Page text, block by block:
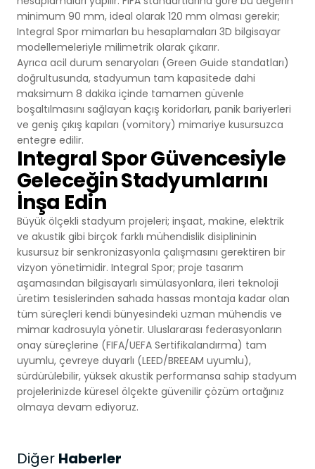
minimum 90 mm, ideal olarak 120 mm olması gerekir;
Integral Spor mimarları bu hesaplamaları 3D bilgisayar
modellemeleriyle milimetrik olarak çıkarır.
Ayrıca acil durum senaryoları (Green Guide standatları)
doğrultusunda, stadyumun tam kapasitede dahi
maksimum 8 dakika içinde tamamen güvenle
boşaltılmasını sağlayan kaçış koridorları, panik bariyerleri
ve geniş çıkış kapıları (vomitory) mimariye kusursuzca
entegre edilir.
Integral Spor Güvencesiyle
Geleceğin Stadyumlarını
İnşa Edin
Büyük ölçekli stadyum projeleri; inşaat, makine, elektrik
ve akustik gibi birçok farklı mühendislik disiplininin
kusursuz bir senkronizasyonla çalışmasını gerektiren bir
vizyon yönetimidir. Integral Spor; proje tasarım
aşamasından bilgisayarlı simülasyonlara, ileri teknoloji
üretim tesislerinden sahada hassas montaja kadar olan
tüm süreçleri kendi bünyesindeki uzman mühendis ve
mimar kadrosuyla yönetir. Uluslararası federasyonların
onay süreçlerine (FIFA/UEFA Sertifikalandırma) tam
uyumlu, çevreye duyarlı (LEED/BREEAM uyumlu),
sürdürülebilir, yüksek akustik performansa sahip stadyum
projelerinizde küresel ölçekte güvenilir çözüm ortağınız
olmaya devam ediyoruz.
Diğer Haberler